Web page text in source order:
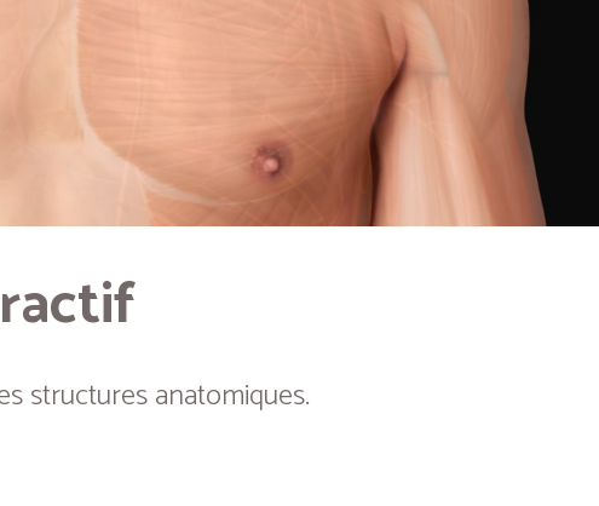
structures anatomiques.